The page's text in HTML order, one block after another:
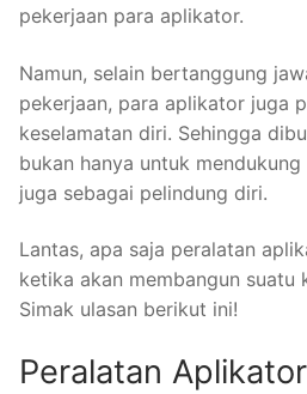
pekerjaan para aplikator.
Namun, selain bertanggung
pekerjaan, para aplikator juga
keselamatan diri. Sehingga
bukan hanya untuk
juga sebagai pelindung diri.
Lantas, apa saja peralatan
ketika akan membangun
Simak ulasan berikut ini!
Peralatan